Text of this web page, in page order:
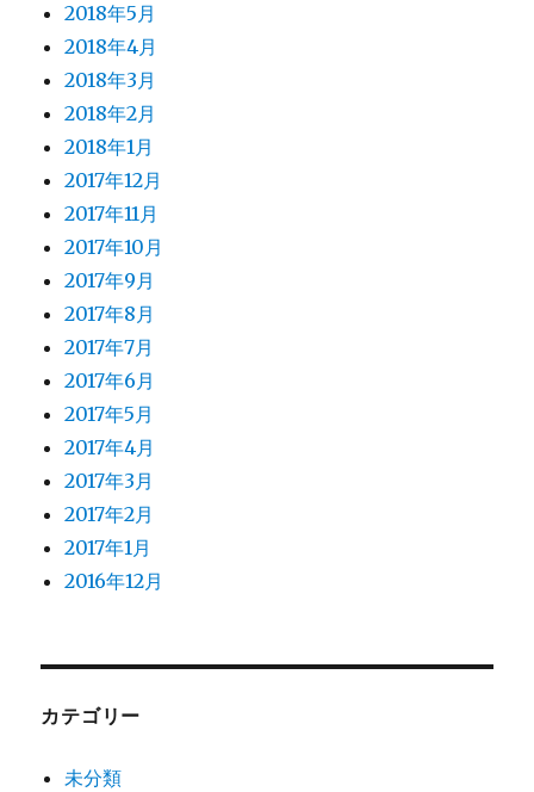
2018年5月
2018年4月
2018年3月
2018年2月
2018年1月
2017年12月
2017年11月
2017年10月
2017年9月
2017年8月
2017年7月
2017年6月
2017年5月
2017年4月
2017年3月
2017年2月
2017年1月
2016年12月
カテゴリー
未分類